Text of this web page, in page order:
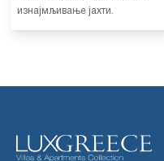
изнајмљивање јахти.